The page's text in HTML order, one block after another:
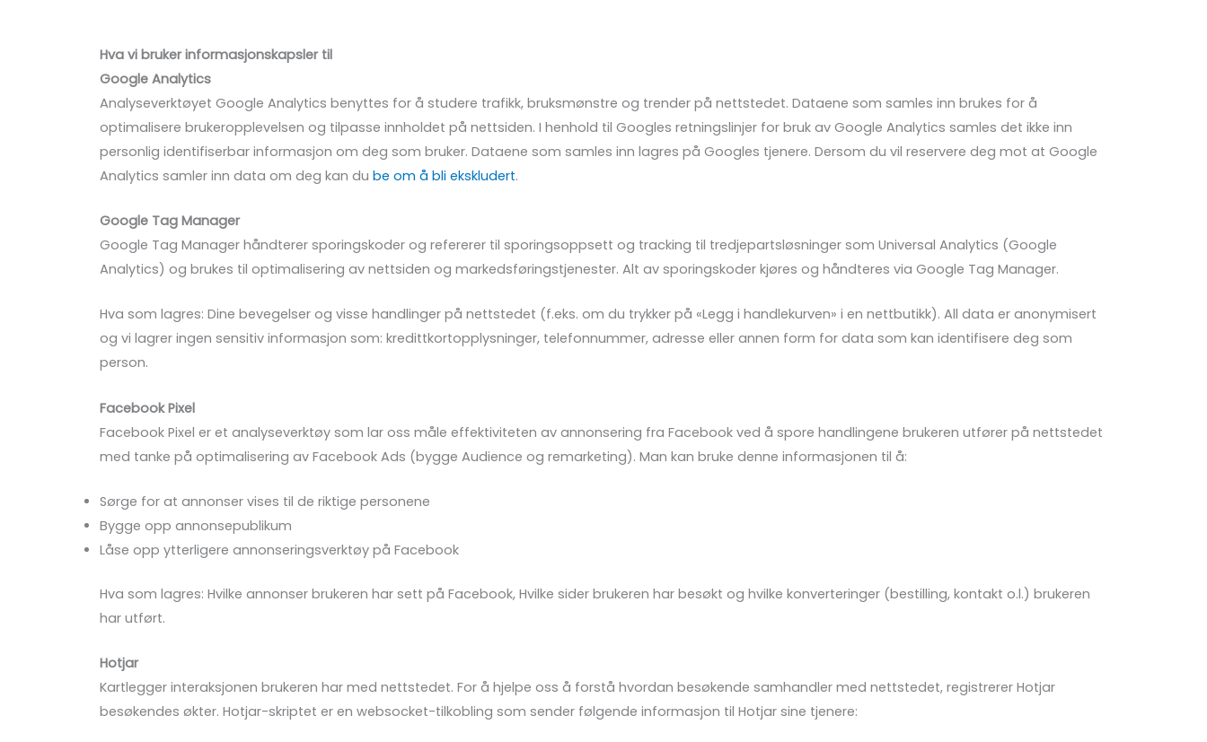
Hva vi bruker informasjonskapsler til
Google Analytics
Analyseverktøyet Google Analytics benyttes for å studere trafikk, bruksmønstre og trender på nettstedet. Dataene som samles inn brukes for å
optimalisere brukeropplevelsen og tilpasse innholdet på nettsiden. I henhold til Googles retningslinjer for bruk av Google Analytics samles det ikke inn
personlig identifiserbar informasjon om deg som bruker. Dataene som samles inn lagres på Googles tjenere. Dersom du vil reservere deg mot at Google
Analytics samler inn data om deg kan du be om å bli ekskludert.
Google Tag Manager
Google Tag Manager håndterer sporingskoder og refererer til sporingsoppsett og tracking til tredjepartsløsninger som Universal Analytics (Google
Analytics) og brukes til optimalisering av nettsiden og markedsføringstjenester. Alt av sporingskoder kjøres og håndteres via Google Tag Manager.
Hva som lagres: Dine bevegelser og visse handlinger på nettstedet (f.eks. om du trykker på «Legg i handlekurven» i en nettbutikk). All data er anonymisert
og vi lagrer ingen sensitiv informasjon som: kredittkortopplysninger, telefonnummer, adresse eller annen form for data som kan identifisere deg som
person.
Facebook Pixel
Facebook Pixel er et analyseverktøy som lar oss måle effektiviteten av annonsering fra Facebook ved å spore handlingene brukeren utfører på nettstedet
med tanke på optimalisering av Facebook Ads (bygge Audience og remarketing). Man kan bruke denne informasjonen til å:
Sørge for at annonser vises til de riktige personene
Bygge opp annonsepublikum
Låse opp ytterligere annonseringsverktøy på Facebook
Hva som lagres: Hvilke annonser brukeren har sett på Facebook, Hvilke sider brukeren har besøkt og hvilke konverteringer (bestilling, kontakt o.l.) brukeren
har utført.
Hotjar
Kartlegger interaksjonen brukeren har med nettstedet. For å hjelpe oss å forstå hvordan besøkende samhandler med nettstedet, registrerer Hotjar
besøkendes økter. Hotjar-skriptet er en websocket-tilkobling som sender følgende informasjon til Hotjar sine tjenere: